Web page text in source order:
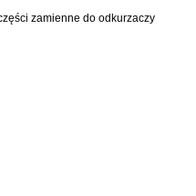
zamienne do odkurzaczy